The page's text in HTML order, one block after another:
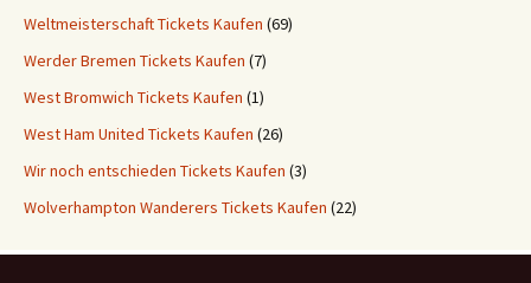
Weltmeisterschaft Tickets Kaufen (69)
Werder Bremen Tickets Kaufen (7)
West Bromwich Tickets Kaufen (1)
West Ham United Tickets Kaufen (26)
Wir noch entschieden Tickets Kaufen (3)
Wolverhampton Wanderers Tickets Kaufen (22)